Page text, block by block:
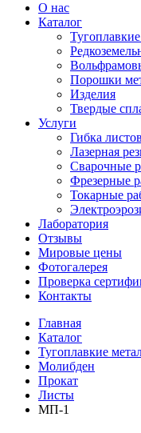
О нас
Каталог
Порошки
Изделия
Твердые
Услуги
Гибка
Лазерная
Сварочные
Фрезерные
Токарные
Лаборатория
Отзывы
Мировые цены
Фотогалерея
Проверка
Контакты
Главная
Каталог
Тугоплавкие
Молибден
Прокат
Листы
МП-1